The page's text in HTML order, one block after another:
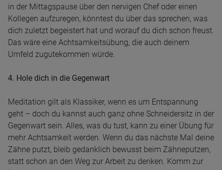
in der Mittagspause über den nervigen Chef oder einen
Kollegen aufzuregen, könntest du über das sprechen, was
dich zuletzt begeistert hat und worauf du dich schon freust.
Das wäre eine Achtsamkeitsübung, die auch deinem
Umfeld zugutekommen würde.
4. Hole dich in die Gegenwart
Meditation gilt als Klassiker, wenn es um Entspannung
geht – doch du kannst auch ganz ohne Schneidersitz in der
Gegenwart sein. Alles, was du tust, kann zu einer Übung für
mehr Achtsamkeit werden. Wenn du das nächste Mal deine
Zähne putzt, bleib gedanklich bewusst beim Zähneputzen,
statt schon an den Weg zur Arbeit zu denken. Komm zur